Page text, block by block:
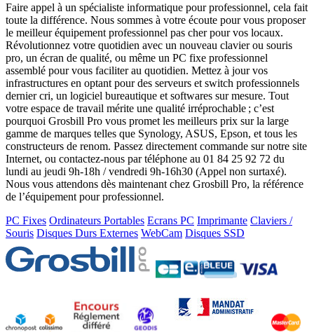
Faire appel à un spécialiste informatique pour professionnel, cela fait
toute la différence. Nous sommes à votre écoute pour vous proposer
le meilleur équipement professionnel pas cher pour vos locaux.
Révolutionnez votre quotidien avec un nouveau clavier ou souris
pro, un écran de qualité, ou même un PC fixe professionnel
assemblé pour vous faciliter au quotidien. Mettez à jour vos
infrastructures en optant pour des serveurs et switch professionnels
dernier cri, un logiciel bureautique et softwares sur mesure. Tout
votre espace de travail mérite une qualité irréprochable ; c’est
pourquoi Grosbill Pro vous promet les meilleurs prix sur la large
gamme de marques telles que Synology, ASUS, Epson, et tous les
constructeurs de renom. Passez directement commande sur notre site
Internet, ou contactez-nous par téléphone au 01 84 25 92 72 du
lundi au jeudi 9h-18h / vendredi 9h-16h30 (Appel non surtaxé).
Nous vous attendons dès maintenant chez Grosbill Pro, la référence
de l’équipement pour professionnel.
PC Fixes Ordinateurs Portables Ecrans PC Imprimante Claviers /
Souris Disques Durs Externes WebCam Disques SSD